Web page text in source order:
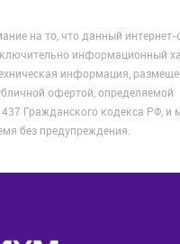
на то, что данный интернет-
информационный
информация,
офертой, определяемой
Гражданского кодекса РФ, и
без предупреждения.